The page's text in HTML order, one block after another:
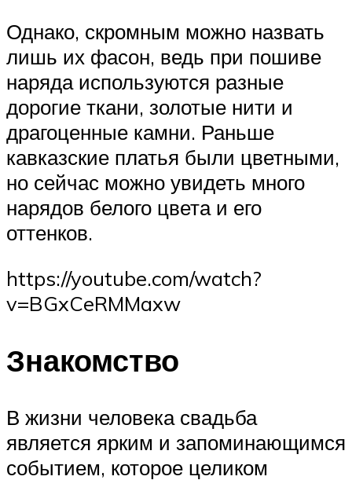
Однако, скромным можно назвать
лишь их фасон, ведь при пошиве
наряда используются разные
дорогие ткани, золотые нити и
драгоценные камни. Раньше
кавказские платья были цветными,
но сейчас можно увидеть много
нарядов белого цвета и его
оттенков.
https://youtube.com/watch?
v=BGxCeRMMaxw
Знакомство
В жизни человека свадьба
является ярким и запоминающимся
событием, которое целиком